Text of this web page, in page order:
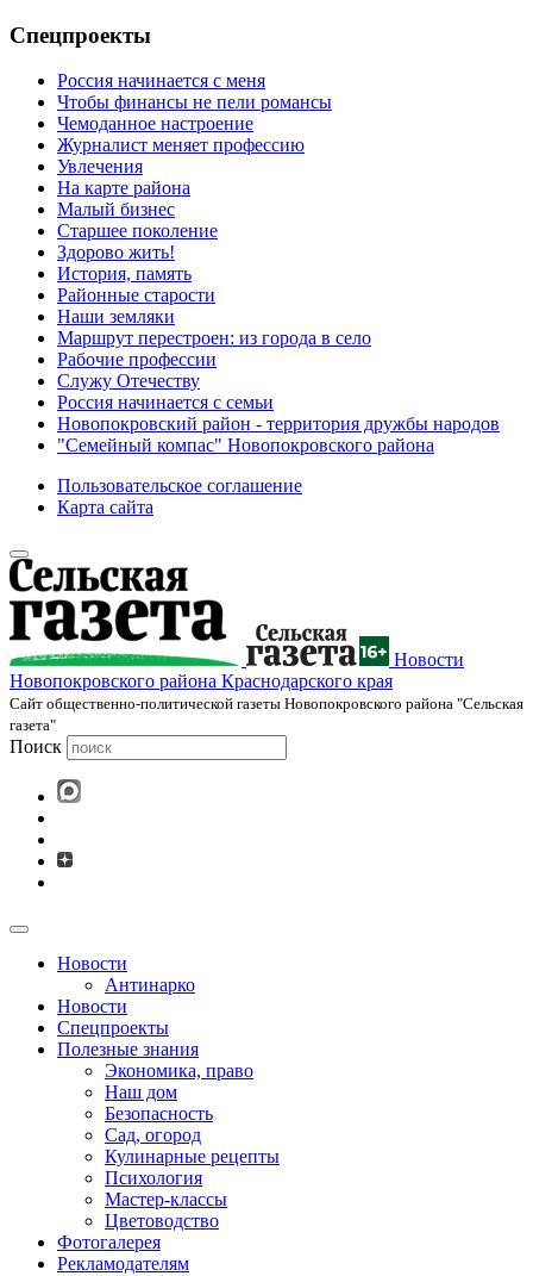
Спецпроекты
Россия начинается с меня
Чтобы финансы не пели романсы
Чемоданное настроение
Журналист меняет профессию
Увлечения
На карте района
Малый бизнес
Старшее поколение
Здорово жить!
История, память
Районные старости
Наши земляки
Маршрут перестроен: из города в село
Рабочие профессии
Служу Отечеству
Россия начинается с семьи
Новопокровский район - территория дружбы народов
"Семейный компас" Новопокровского района
Пользовательское соглашение
Карта сайта
Новости
Новопокровского района Краснодарского края
Cайт общественно-политической газеты Новопокровского района "Сельская
газета"
Поиск
Новости
Антинарко
Новости
Спецпроекты
Полезные знания
Экономика, право
Наш дом
Безопасность
Сад, огород
Кулинарные рецепты
Психология
Мастер-классы
Цветоводство
Фотогалерея
Рекламодателям